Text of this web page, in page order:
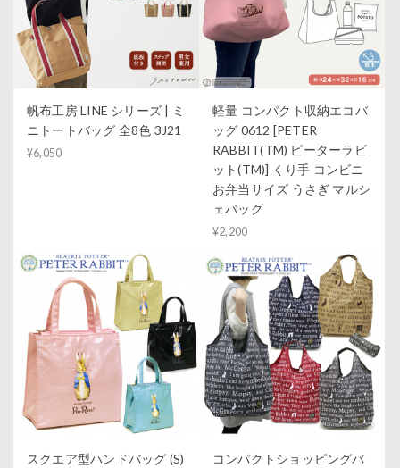
帆布工房 LINE シリーズ | ミ
ニトートバッグ 全8色 3J21
¥6,050
軽量 コンパクト収納エコバ
ッグ 0612 [PETER
RABBIT(TM) ピーターラビ
ット(TM)] くり手 コンビニ
お弁当サイズ うさぎ マルシ
ェバッグ
¥2,200
スクエア型ハンドバッグ (S)
コンパクトショッピングバ